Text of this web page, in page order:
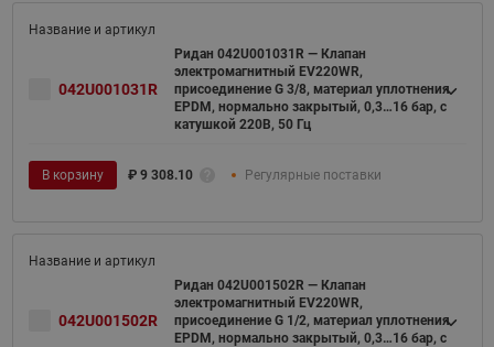
042U001031R
Ридан 042U001031R — Клапан
электромагнитный EV220WR,
присоединение G 3/8, материал уплотнения
EPDM, нормально закрытый, 0,3…16 бар, с
катушкой 220В, 50 Гц
В корзину ₽ 9 308.10 Регулярные поставки
042U001502R
Ридан 042U001502R — Клапан
электромагнитный EV220WR,
присоединение G 1/2, материал уплотнения
EPDM, нормально закрытый, 0,3…16 бар, с